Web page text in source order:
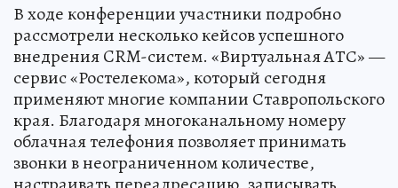
В ходе конференции участники подробно
рассмотрели несколько кейсов успешного
внедрения CRM-систем. «Виртуальная АТС» —
сервис «Ростелекома», который сегодня
применяют многие компании Ставропольского
края. Благодаря многоканальному номеру
облачная телефония позволяет принимать
звонки в неограниченном количестве,